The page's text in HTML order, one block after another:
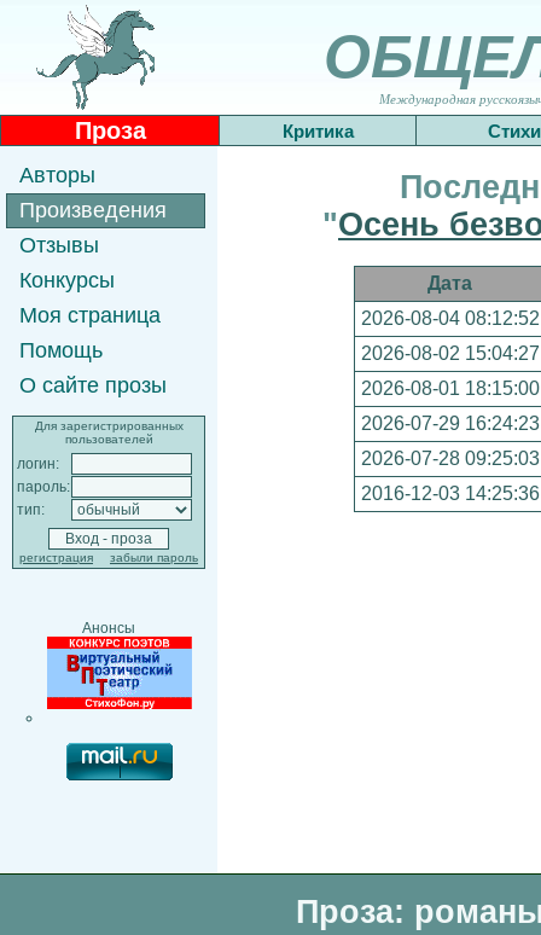
Международная
Проза Критика Стихи
Авторы
Произведения
Отзывы
Конкурсы
Моя страница
Помощь
О сайте прозы
Для зарегистрированных
пользователей
логин:
пароль:
тип:
регистрация забыли пароль
Анонсы
"Осень
Дата
2026-08-04 08:12:52
2026-08-02 15:04:27
2026-08-01 18:15:00
2026-07-29 16:24:23
2026-07-28 09:25:03
2016-12-03 14:25:36
Проза: